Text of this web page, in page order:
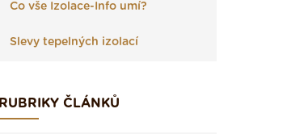
Co vše Izolace-Info umí?
Slevy tepelných izolací
RUBRIKY ČLÁNKŮ